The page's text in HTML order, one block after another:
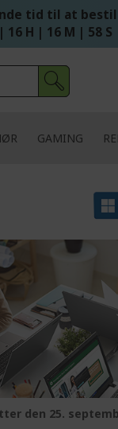
tid til at
16 H | 16 M | 58 S
GAMING
den 25.